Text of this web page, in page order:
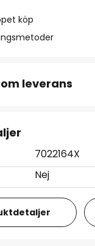
köp
leverans
7022164X
Nej